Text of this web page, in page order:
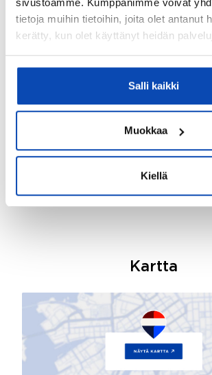
sivustoamme. Kumppanimme voivat
tietoja muihin tietoihin, joita olet antanut
kerätty, kun olet käyttänyt heidän
Salli kaikki
Muokkaa
Kiellä
Muut kaupan kannalta
Tontille tulee rakentaa
piirustusten mukaisesti kolmen
hyväksyvän
oleva puusto jää tontille.
Kartta